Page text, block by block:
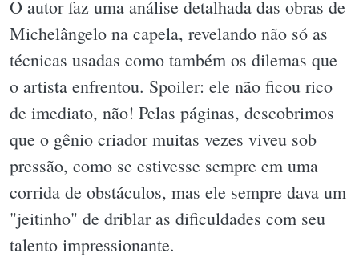
O autor faz uma análise detalhada das obras de
Michelângelo na capela, revelando não só as
técnicas usadas como também os dilemas que
o artista enfrentou. Spoiler: ele não ficou rico
de imediato, não! Pelas páginas, descobrimos
que o gênio criador muitas vezes viveu sob
pressão, como se estivesse sempre em uma
corrida de obstáculos, mas ele sempre dava um
"jeitinho" de driblar as dificuldades com seu
talento impressionante.